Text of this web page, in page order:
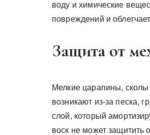
воду и химические
повреждений и
Защита от
Мелкие царапины, сколы
возникают из-за песка,
слой, который
воск не может защитить